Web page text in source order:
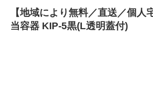
【地域により無料／直送／個人
当容器 KIP-5黒(L透明蓋付)